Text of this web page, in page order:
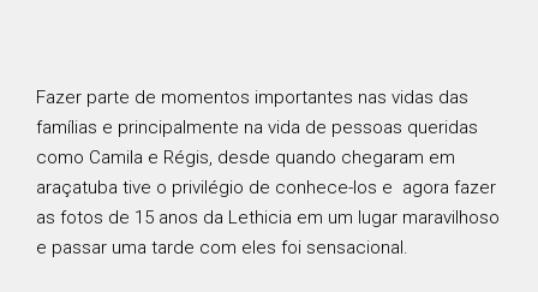
Fazer parte de momentos importantes nas vidas das
famílias e principalmente na vida de pessoas queridas
como Camila e Régis, desde quando chegaram em
araçatuba tive o privilégio de conhece-los e agora fazer
as fotos de 15 anos da Lethicia em um lugar maravilhoso
e passar uma tarde com eles foi sensacional.